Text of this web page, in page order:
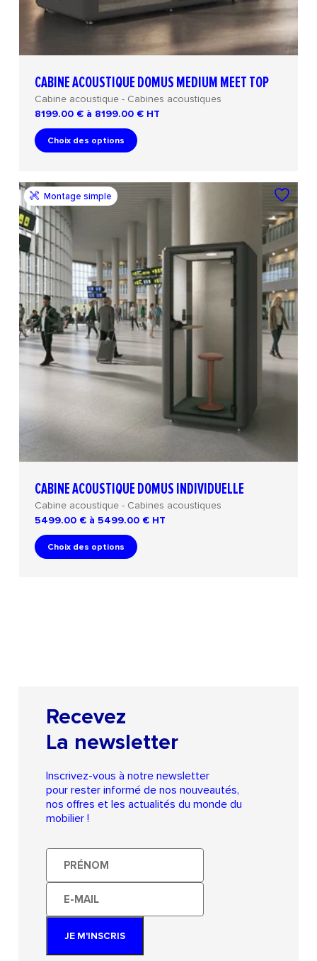
CABINE ACOUSTIQUE DOMUS MEDIUM MEET TOP
Cabine acoustique - Cabines acoustiques
8199.00 € à 8199.00 € HT
Choix des options
CABINE ACOUSTIQUE DOMUS INDIVIDUELLE
Cabine acoustique - Cabines acoustiques
5499.00 € à 5499.00 € HT
Choix des options
Montage simple
Recevez
La newsletter
Inscrivez-vous à notre newsletter
pour rester informé de nos nouveautés,
nos offres et les actualités du monde du
mobilier !
Prénom
E-
mail
JE M'INSCRIS